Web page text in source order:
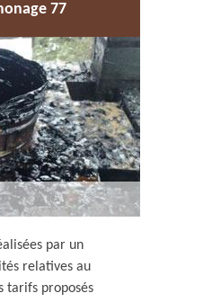
77
par un
relatives au
tarifs proposés